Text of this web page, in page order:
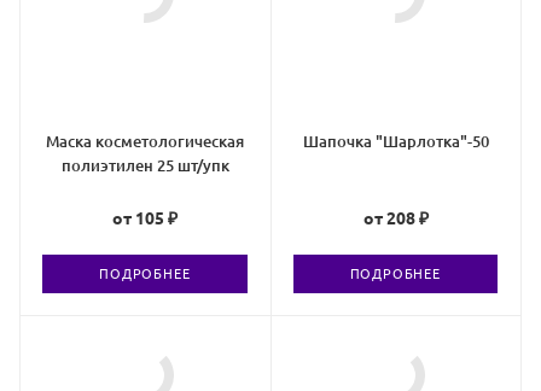
Маска косметологическая
полиэтилен 25 шт/упк
от 105 ₽
ПОДРОБНЕЕ
Шапочка "Шарлотка"-50
от208 ₽
ПОДРОБНЕЕ